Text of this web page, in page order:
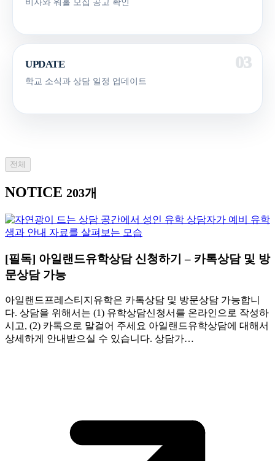
비자와 워홀 모집 공고 확인
UPDATE
학교 소식과 상담 일정 업데이트
전체
NOTICE 203개
[필독] 아일랜드유학상담 신청하기 – 카톡상담 및 방
문상담 가능
아일랜드프레스티지유학은 카톡상담 및 방문상담 가능합니
다. 상담을 위해서는 (1) 유학상담신청서를 온라인으로 작성하
시고, (2) 카톡으로 말걸어 주세요 아일랜드유학상담에 대해서
상세하게 안내받으실 수 있습니다. 상담가…